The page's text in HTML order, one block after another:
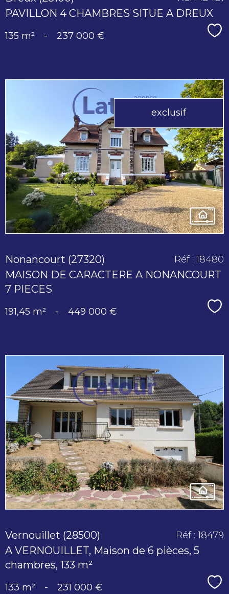
PAVILLON 4 CHAMBRES SITUE A DREUX
135 m² - 237 000 €
exclusif
voir le
bien
Nonancourt (27320)
MAISON DE CARACTERE A NONANCOURT
7 PIECES
Réf : 18480
191,45 m² - 449 000 €
voir le
bien
Vernouillet (28500)
A VERNOUILLET, Maison de 6 pièces, 5
chambres, 133 m²
Réf : 18479
133 m² - 231 000 €